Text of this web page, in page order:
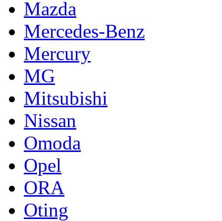
Mazda
Mercedes-Benz
Mercury
MG
Mitsubishi
Nissan
Omoda
Opel
ORA
Oting